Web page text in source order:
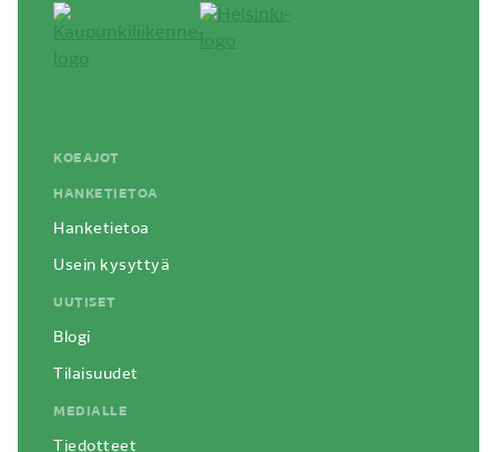
KOEAJOT
HANKETIETOA
Hanketietoa
Usein kysyttyä
UUTISET
Blogi
Tilaisuudet
MEDIALLE
Tiedotteet